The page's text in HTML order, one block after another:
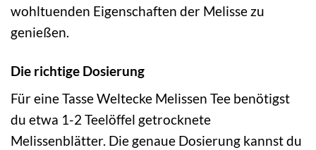
wohltuenden Eigenschaften der Melisse zu
genießen.
Die richtige Dosierung
Für eine Tasse Weltecke Melissen Tee benötigst
du etwa 1-2 Teelöffel getrocknete
Melissenblätter. Die genaue Dosierung kannst du